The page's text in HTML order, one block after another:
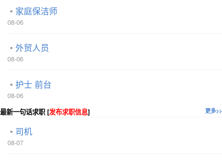
家庭保洁师
08-06
外贸人员
08-06
护士 前台
08-06
更多>>
最新一句话求职 [发布求职信息]
司机
08-07